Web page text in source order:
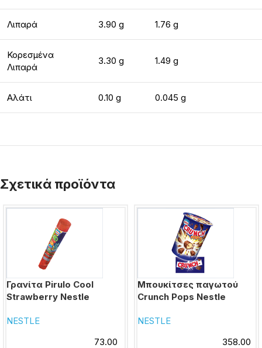
Λιπαρά 3.90 g 1.76 g
Κορεσμένα
Λιπαρά
3.30 g 1.49 g
Αλάτι 0.10 g 0.045 g
Σχετικά προϊόντα
Γρανίτα Pirulo Cool
Strawberry Nestle
NESTLE
73.00
Μπουκίτσες παγωτού
Crunch Pops Nestle
NESTLE
358.00